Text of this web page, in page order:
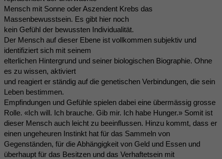
Mensch mit Sonne oder Aszendent Krebs das
Massenbewusstsein. Es gibt hier noch
kein Gefühl der bewussten Individualität.
Der Mensch auf dieser Ebene ist vollkommen subjektiv und
identifiziert sich mit seinem
elterlichen Hintergrund und seiner biologischen Biographie. Ohne
es zu wissen, aktiviert
und reagiert er ständig auf die genetischen Verbindungen, die sein
Leben bestimmen.
Empfindungen und Gefühle spielen dabei eine übermässig grosse
Rolle. «Ich will. Ich brauche. Gib mir. Ich habe Hunger.» Somit ist
dieser Mensch auch leicht zu beeinflussen. Hinzu kommt, dass er
einen ungeheuren Instinkt hat für das Sammeln von
Gegenständen, für die Abhängigkeit von Geld und Essen und
überhaupt für das Besitzen und das Verhaftetsein mit